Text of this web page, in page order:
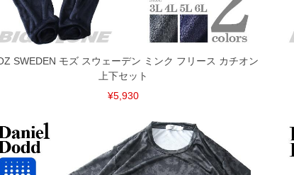
お客様にご迷惑をお掛けしてしまう場合がございます。そのようなこ
ますが、もしあった場合速やかにご連絡させて頂きますので予めご了
げをご希望の場合】
円+税となります。
とご記入下さい。（裾上げ無料対象商品は1本につき税込6,000円以
～20日間程お時間を頂く場合がございます。
対応出来ない商品がございます。(例：裾にファスナーや調節ひもが付
されている等)
いて】
SWEDEN モズ スウェーデン ミンク フリース カチオン
上下セット
¥5,930